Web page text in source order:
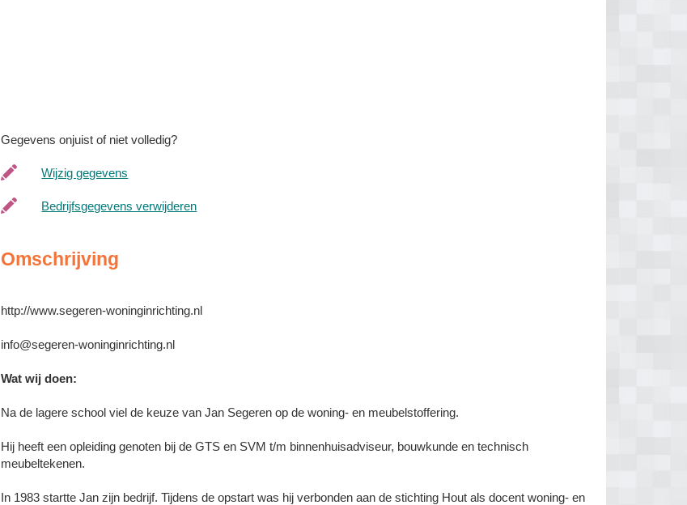
Gegevens onjuist of niet volledig?
Wijzig gegevens
Bedrijfsgegevens verwijderen
Omschrijving
http://www.segeren-woninginrichting.nl
info@segeren-woninginrichting.nl
Wat wij doen:
Na de lagere school viel de keuze van Jan Segeren op de woning- en meubelstoffering.
Hij heeft een opleiding genoten bij de GTS en SVM t/m binnenhuisadviseur, bouwkunde en technisch
meubeltekenen.
In 1983 startte Jan zijn bedrijf. Tijdens de opstart was hij verbonden aan de stichting Hout als docent woning- en